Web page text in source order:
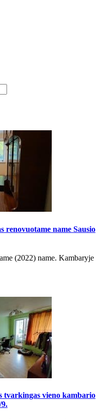
renovuotame name Sausio
(2022) name. Kambaryje
tvarkingas vieno kambario